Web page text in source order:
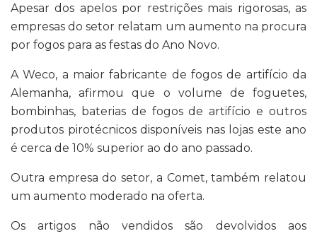
Apesar dos apelos por restrições mais rigorosas, as
empresas do setor relatam um aumento na procura
por fogos para as festas do Ano Novo.
A Weco, a maior fabricante de fogos de artifício da
Alemanha, afirmou que o volume de foguetes,
bombinhas, baterias de fogos de artifício e outros
produtos pirotécnicos disponíveis nas lojas este ano
é cerca de 10% superior ao do ano passado.
Outra empresa do setor, a Comet, também relatou
um aumento moderado na oferta.
Os artigos não vendidos são devolvidos aos